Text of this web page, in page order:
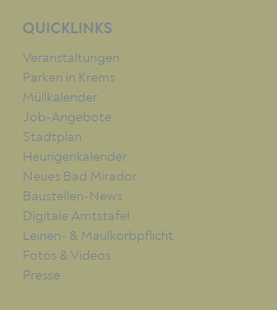
QUICKLINKS
Veranstaltungen
Parken in Krems
Müllkalender
Job-Angebote
Stadtplan
Heurigenkalender
Neues Bad Mirador
Baustellen-News
Digitale Amtstafel
Leinen- & Maulkorbpflicht
Fotos & Videos
Presse